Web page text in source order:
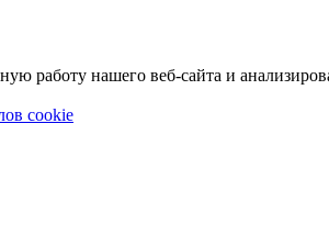
работу нашего веб-сайта и
cookie